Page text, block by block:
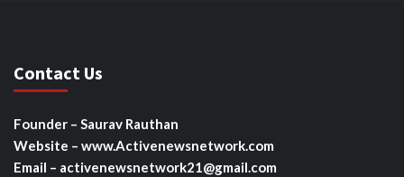
Contact Us
Founder – Saurav Rauthan
Website – www.Activenewsnetwork.com
Email – activenewsnetwork21@gmail.com